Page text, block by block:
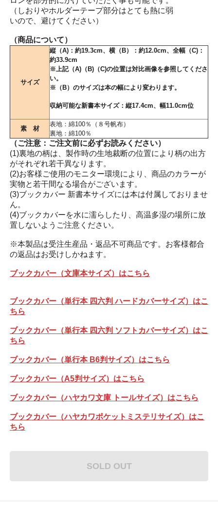
（しおりやホルダーテープ部分はとても熱に弱
いので、避けてください）
（商品について）
サイズ
縦（A)：約19.3cm、横（B）：約12.0cm、全幅（C)：
約33.9cm
※上記（A)（B)（C)の位置は対比画像を参照してくださ
い。
※（B）のサイズは本の幅により変わります。
収納可能な新書本サイズ：縦17.4cm、幅11.0cm位
素 材
表地：綿100％（８号帆布）
裏地：綿100％
（ご注意：ご注文前に必ずお読みください）
(1)裏地の柄は、製作時の生地裁断の位置により柄の出方
がそれぞれ若干異なります。
(2)お客様ご使用のモニター環境により、商品のカラーが
実物と若干間なる場合がございます。
(3)ブックカバー 新書本サイズには本は付属しておりませ
ん。
(4)ブックカバーを水に濡らしたり、高温多湿の場所に放
置しないようご注意ください。
※本製品は受注生産品・返品不可商品です。お客様都合
の返品はお受けしかねます。
ブックカバー（文庫本サイズ）はこちら
ブックカバー（単行本 四六判 ハードカバーサイズ）はこ
ちら
ブックカバー（単行本 四六判 ソフトカバーサイズ）はこ
ちら
ブックカバー（単行本 B6判サイズ）はこちら
ブックカバー（A5判サイズ）はこちら
ブックカバー（ハヤカワ文庫 トールサイズ）はこちら
ブックカバー（ハヤカワポケットミステリサイズ）はこ
ちら
SOLD OUT